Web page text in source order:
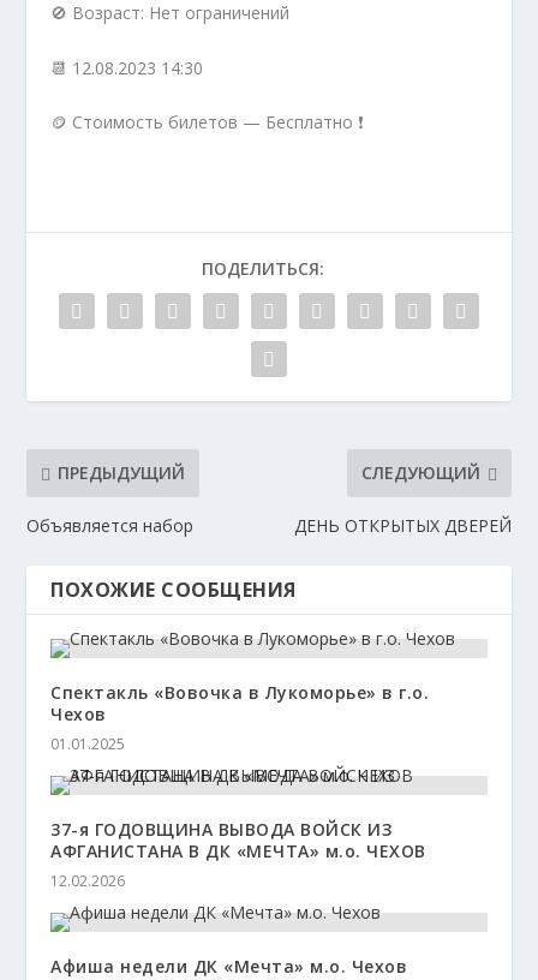
🚫 Возраст: Нет ограничений
📆 12.08.2023 14:30
🪙 Стоимость билетов — Бесплатно ❗️
ПОДЕЛИТЬСЯ:
ПРЕДЫДУЩИЙ
Объявляется набор
СЛЕДУЮЩИЙ
ДЕНЬ ОТКРЫТЫХ ДВЕРЕЙ
ПОХОЖИЕ СООБЩЕНИЯ
Спектакль «Вовочка в Лукоморье» в г.о.
Чехов
01.01.2025
37-я ГОДОВЩИНА ВЫВОДА ВОЙСК ИЗ
АФГАНИСТАНА В ДК «МЕЧТА» м.о. ЧЕХОВ
12.02.2026
Афиша недели ДК «Мечта» м.о. Чехов